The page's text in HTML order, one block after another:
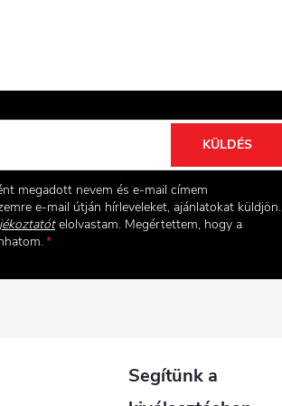
megadott nevem és e-mail címem
e-mail útján hírleveleket, ajánlatokat küldjön.
elolvastam. Megértettem, hogy a
KÜLDÉS